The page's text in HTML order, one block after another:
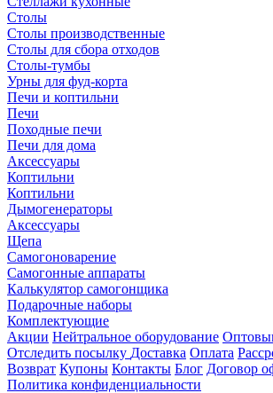
Столы
Столы производственные
Столы для сбора отходов
Столы-тумбы
Урны для фуд-корта
Печи и коптильни
Печи
Походные печи
Печи для дома
Аксессуары
Коптильни
Коптильни
Дымогенераторы
Аксессуары
Щепа
Самогоноварение
Самогонные аппараты
Калькулятор самогонщика
Подарочные наборы
Комплектующие
Акции Нейтральное оборудование
Отследить посылку Доставка Оплата
Возврат Купоны Контакты Блог Договор
Политика конфиденциальности